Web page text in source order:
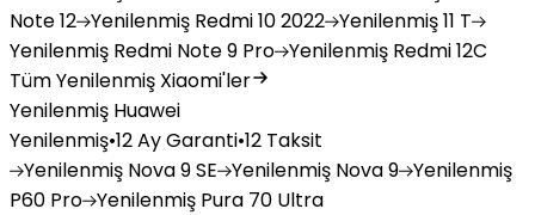
Note 12 Yenilenmiş Redmi 10 2022 Yenilenmiş11 T
Yenilenmiş Redmi Note 9 Pro Yenilenmiş Redmi 12C
Tüm Yenilenmiş Xiaomi'ler
Yenilenmiş Huawei
Yenilenmiş•12 Ay Garanti•12 Taksit
Yenilenmiş Nova 9 SE Yenilenmiş Nova 9 Yenilenmiş
P60 Pro Yenilenmiş Pura 70 Ultra